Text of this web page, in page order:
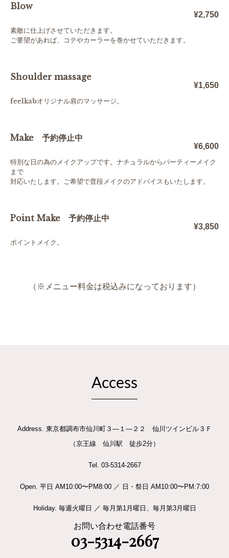
Blow
¥2,750
素敵に仕上げさせていただきます。
ご要望があれば、コテやカーラーを巻かせていただきます。
Shoulder massage
¥1,650
feelkabオリジナル肩のマッサージ。
Make 予約停止中
¥6,600
特別な日の為のメイクアップです。ナチュラルからパーティーメイク
まで
対応いたします。ご希望で普段メイクのアドバイスもいたします。
Point Make 予約停止中
¥3,850
ポイントメイク。
（※メニュー料金は税込みになっております）
Access
Address. 東京都調布市仙川町３―１―２２ 仙川ツインビル３Ｆ
（京王線 仙川駅 徒歩2分）
Tel. 03-5314-2667
Open. 平日 AM10:00〜PM8:00 ／ 日・祭日 AM10:00〜PM:7:00
Holiday. 毎週火曜日 ／ 毎月第1月曜日、毎月第3月曜日
お問い合わせ電話番号
03-5314-2667